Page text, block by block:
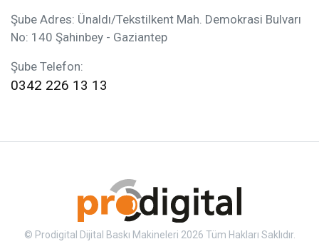
Şube Adres: Ünaldı/Tekstilkent Mah. Demokrasi Bulvarı
No: 140 Şahinbey - Gaziantep
Şube Telefon:
0342 226 13 13
© Prodigital Dijital Baskı Makineleri 2026 Tüm Hakları Saklıdır.